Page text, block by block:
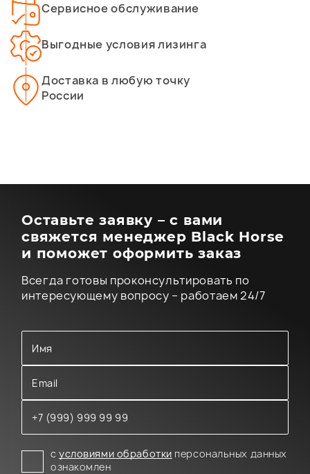
Сервисное обслуживание
Выгодные условия лизинга
Доставка в любую точку
России
Оставьте заявку – с вами
свяжется менеджер Black Horse
и поможет оформить заказ
Всегда готовы проконсультировать по
интересующему вопросу – работаем 24/7
сусловиями обработки персональных данных
ознакомлен